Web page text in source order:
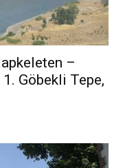
–
Göbekli Tepe,